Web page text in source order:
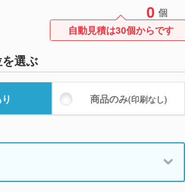
0 個
自動見積は30個からです
選ぶ
商品のみ(印刷なし)